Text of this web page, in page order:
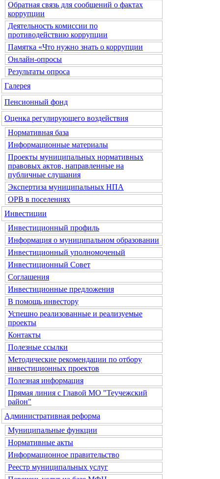
Обратная связь для сообщений о фактах
коррупции
Деятельность комиссии по
противодействию коррупции
Памятка «Что нужно знать о коррупции
Онлайн-опросы
Результаты опроса
Галерея
Пенсионный фонд
Оценка регулирующего воздействия
Нормативная база
Информационные материалы
Проекты муниципальных нормативных
правовых актов, направленные на
публичные слушания
Экспертиза муниципальных НПА
ОРВ в поселениях
Инвестиции
Инвестиционный профиль
Информация о муниципальном образовании
Инвестиционный уполномоченый
Инвестиционный Совет
Соглашения
Инвестиционные предложения
В помощь инвестору
Успешно реализованные и реализуемые
проекты
Контакты
Полезные ссылки
Методические рекомендации по отбору
инвестиционных проектов
Полезная информация
Прямая линия с Главой МО "Теучежский
район"
Административная реформа
Муниципальные функции
Нормативные акты
Информационное правительство
Реестр муниципальных услуг